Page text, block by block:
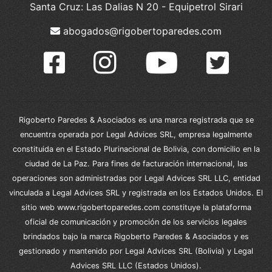
Santa Cruz: Las Dalias N 20 - Equipetrol Sirari
abogados@rigobertoparedes.com
Rigoberto Paredes & Asociados es una marca registrada que se
encuentra operada por Legal Advices SRL, empresa legalmente
constituida en el Estado Plurinacional de Bolivia, con domicilio en la
ciudad de La Paz. Para fines de facturación internacional, las
operaciones son administradas por Legal Advices SRL LLC, entidad
vinculada a Legal Advices SRL y registrada en los Estados Unidos. El
sitio web www.rigobertoparedes.com constituye la plataforma
oficial de comunicación y promoción de los servicios legales
brindados bajo la marca Rigoberto Paredes & Asociados y es
gestionado y mantenido por Legal Advices SRL (Bolivia) y Legal
Advices SRL LLC (Estados Unidos).